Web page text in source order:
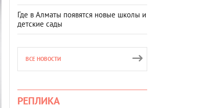
Где в Алматы появятся новые школы и
детские сады
ВСЕ НОВОСТИ
РЕПЛИКА